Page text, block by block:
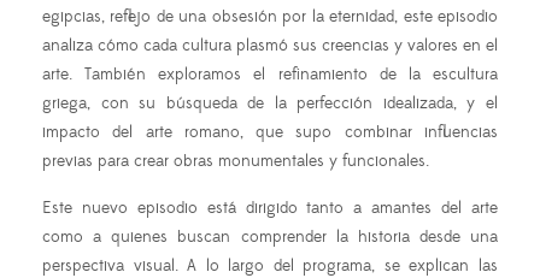
egipcias, reflejo de una obsesión por la eternidad, este episodio
analiza cómo cada cultura plasmó sus creencias y valores en el
arte. También exploramos el refinamiento de la escultura
griega, con su búsqueda de la perfección idealizada, y el
impacto del arte romano, que supo combinar influencias
previas para crear obras monumentales y funcionales.
Este nuevo episodio está dirigido tanto a amantes del arte
como a quienes buscan comprender la historia desde una
perspectiva visual. A lo largo del programa, se explican las